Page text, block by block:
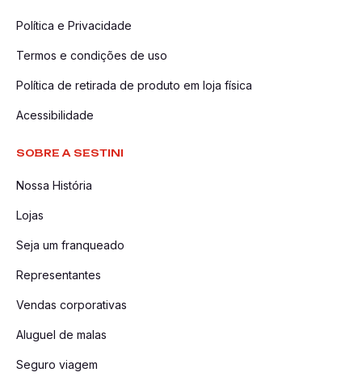
Política e Privacidade
Termos e condições de uso
Política de retirada de produto em loja física
Acessibilidade
SOBRE A SESTINI
Nossa História
Lojas
Seja um franqueado
Representantes
Vendas corporativas
Aluguel de malas
Seguro viagem